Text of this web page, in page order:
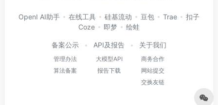
OpenI AI助手 在线工具 硅基流动 豆包 Trae
扣子
Coze
即梦 绘蛙
备案公示
管理办法
算法备案
API及报告
大模型API
报告下载
关于我们
商务合作
网站提交
交换友链